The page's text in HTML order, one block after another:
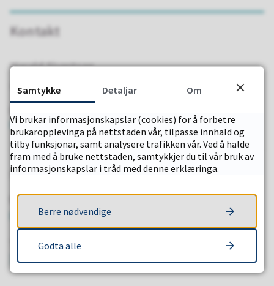
Kontakt
Harald Sivertsen
Kommunalsjef oppvekst og opplæring
harald.sivertsen@stad.kommune.no
Stad kommune
E-post
post@stad.kommune.no
Telefon
57 88 58 00
Samtykke Detaljar Om
Vi brukar informasjonskapslar (cookies) for å forbetre
brukaropplevinga på nettstaden vår, tilpasse innhald og
tilby funksjonar, samt analysere trafikken vår. Ved å halde
fram med å bruke nettstaden, samtykkjer du til vår bruk av
informasjonskapslar i tråd med denne erklæringa.
Berre nødvendige
Godta alle